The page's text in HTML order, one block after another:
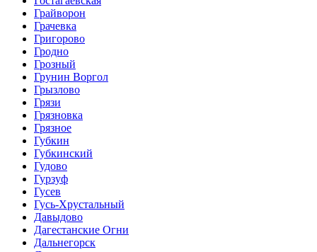
Грайворон
Грачевка
Григорово
Гродно
Грозный
Грунин Воргол
Грызлово
Грязи
Грязновка
Грязное
Губкин
Губкинский
Гудово
Гурзуф
Гусев
Гусь-Хрустальный
Давыдово
Дагестанские Огни
Дальнегорск